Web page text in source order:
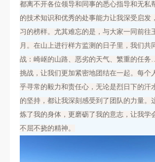
都离不开各位领导和同事的悉心指导和无私
的技术知识和优秀的处事能力让我深受启发
习的榜样。 尤其难忘的是，与大家一同前往
月。在山上进行样方监测的日子里，我们共
战：崎岖的山路、恶劣的天气、繁重的任
挑战，让我们更加紧密地团结在一起。每个
乎寻常的毅力和责任心，无论是烈日下的汗
的坚持，都让我深刻感受到了团队的力量。
炼了我的身体，更磨砺了我的意志，让我学
不屈不挠的精神。